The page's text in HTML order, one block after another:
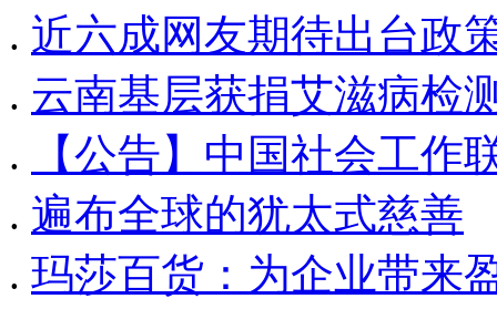
. 近六成网友期待出台政
. 云南基层获捐艾滋病检
.
【公告】中国社会工作
. 遍布全球的犹太式慈善
. 玛莎百货：为企业带来